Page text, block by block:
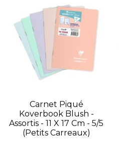
Carnet Piqué
Koverbook Blush -
Assortis - 11 X 17 Cm - 5/5
(petits Carreaux)